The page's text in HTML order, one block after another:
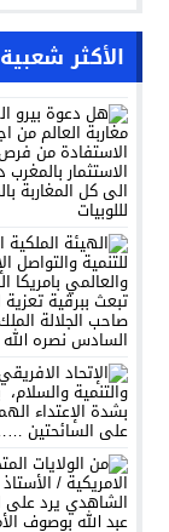
الأكثر شعبية